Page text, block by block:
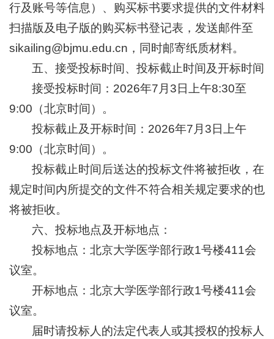
行及账号等信息）、购买标书要求提供的文件材料
扫描版及电子版的购买标书登记表，发送邮件至
sikailing@bjmu.edu.cn，同时邮寄纸质材料。
五、接受投标时间、投标截止时间及开标时间
接受投标时间：2026年7月3日上午8:30至
9:00（北京时间）。
投标截止及开标时间：2026年7月3日上午
9:00（北京时间）。
投标截止时间后送达的投标文件将被拒收，在
规定时间内所提交的文件不符合相关规定要求的也
将被拒收。
六、投标地点及开标地点：
投标地点：北京大学医学部行政1号楼411会
议室。
开标地点：北京大学医学部行政1号楼411会
议室。
届时请投标人的法定代表人或其授权的投标人